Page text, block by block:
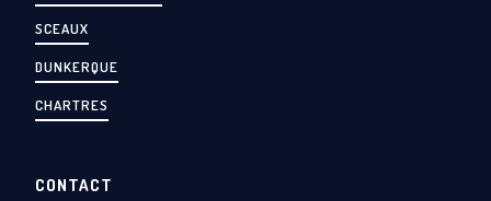
SCEAUX
DUNKERQUE
CHARTRES
CONTACT